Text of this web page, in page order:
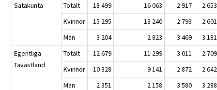
Satakunta
Totalt 18 499 16 063 2 917
2 653
Kvinnor
15 295 13 240 2 793
2 601
Män
3 204 2 823 3 469
3 181
Egentliga
Tavastland
Totalt 12 679 11 299 3 011
2 709
Kvinnor
10 328 9 141 2 872
2 642
Män
2 351 2 158 3 580
3 288